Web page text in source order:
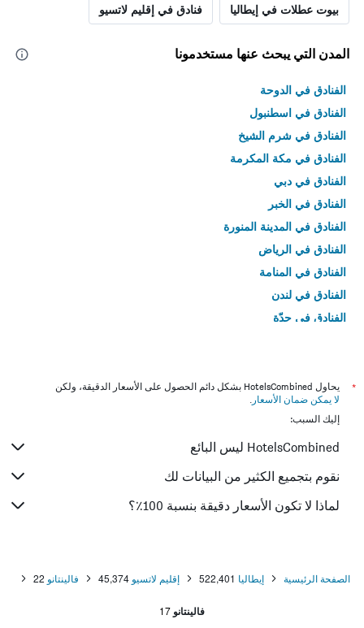
بيوت عطلات في إيطاليا فنادق في إقليم لاتسيو
المدن التي يبحث عنها مستخدمونا
الفنادق في الدوحة
الفنادق في اسطنبول
الفنادق في شرم الشيخ
الفنادق في مكة المكرمة
الفنادق في دبي
الفنادق في الخبر
الفنادق في المدينة المنورة
الفنادق في الرياض
الفنادق في المنامة
الفنادق في لندن
الفنادق في جدّة
*
يحاول HotelsCombined بشكل دائم الحصول على الأسعار الدقيقة، ولكن
لا يمكن ضمان الأسعار .
إليك السبب:
HotelsCombined ليس البائع
نقوم بتجميع الكثير من البيانات لك
لماذا لا تكون الأسعار دقيقة بنسبة 100٪؟
الصفحة الرئيسية إيطاليا 522,401 إقليم لاتسيو 45,374 فالينتانو 22
فالينتانو 17